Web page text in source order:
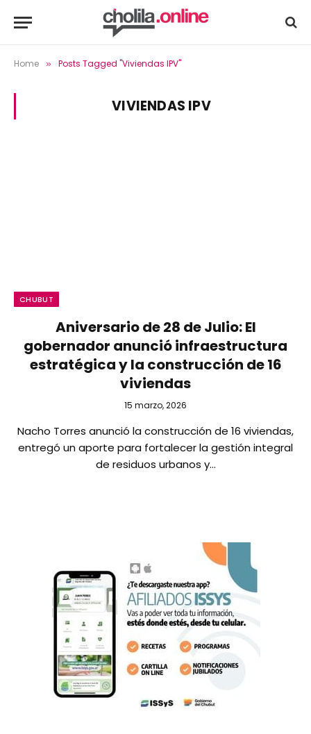
Home » Posts Tagged "Viviendas IPV"
VIVIENDAS IPV
CHUBUT
Aniversario de 28 de Julio: El
gobernador anunció infraestructura
estratégica y la construcción de 16
viviendas
15 marzo, 2026
Nacho Torres anunció la construcción de 16 viviendas,
entregó un aporte para fortalecer la gestión integral
de residuos urbanos y…